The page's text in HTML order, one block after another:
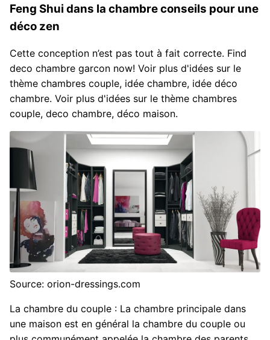
Feng Shui dans la chambre conseils pour une
déco zen
Cette conception n’est pas tout à fait correcte. Find
deco chambre garcon now! Voir plus d'idées sur le
thème chambres couple, idée chambre, idée déco
chambre. Voir plus d'idées sur le thème chambres
couple, deco chambre, déco maison.
Source: orion-dressings.com
La chambre du couple : La chambre principale dans
une maison est en général la chambre du couple ou